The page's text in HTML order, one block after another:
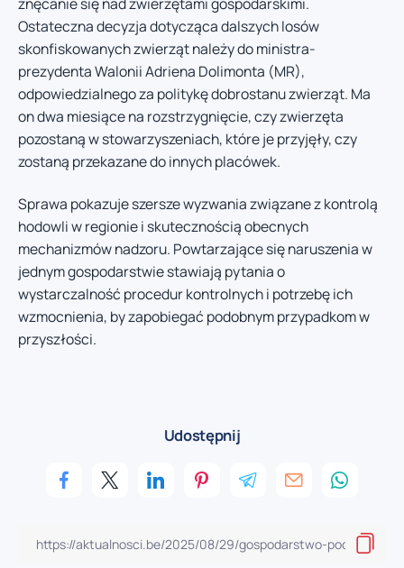
Ostateczna decyzja dotycząca dalszych losów
skonfiskowanych zwierząt należy do ministra-
prezydenta Walonii Adriena Dolimonta (MR),
odpowiedzialnego za politykę dobrostanu zwierząt. Ma
on dwa miesiące na rozstrzygnięcie, czy zwierzęta
pozostaną w stowarzyszeniach, które je przyjęły, czy
zostaną przekazane do innych placówek.
Sprawa pokazuje szersze wyzwania związane z kontrolą
hodowli w regionie i skutecznością obecnych
mechanizmów nadzoru. Powtarzające się naruszenia w
jednym gospodarstwie stawiają pytania o
wystarczalność procedur kontrolnych i potrzebę ich
wzmocnienia, by zapobiegać podobnym przypadkom w
przyszłości.
Udostępnij